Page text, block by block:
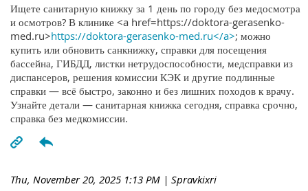
Ищете санитарную книжку за 1 день по городу без медосмотра
и осмотров? В клинике <a href=https://doktora-gerasenko-
med.ru>https://doktora-gerasenko-med.ru</a>; можно
купить или обновить санкнижку, справки для посещения
бассейна, ГИБДД, листки нетрудоспособности, медсправки из
диспансеров, решения комиссии КЭК и другие подлинные
справки — всё быстро, законно и без лишних походов к врачу.
Узнайте детали — санитарная книжка сегодня, справка срочно,
справка без медкомиссии.
Thu, November 20, 2025 1:13 PM | Spravkixri